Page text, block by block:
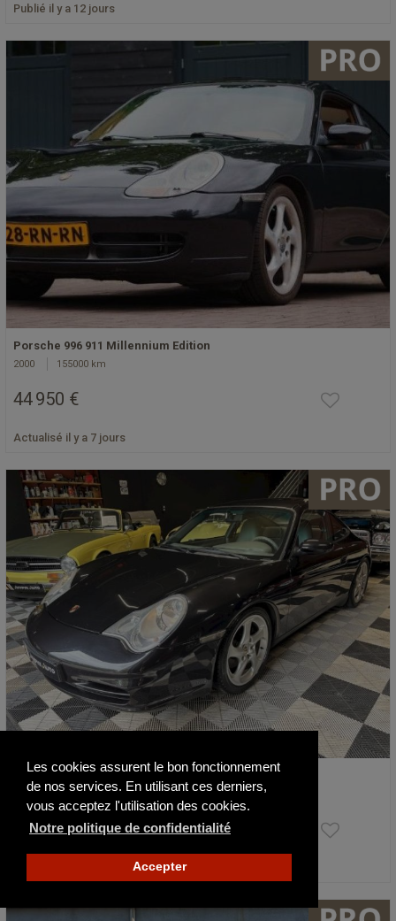
Les cookies assurent le bon fonctionnement
de nos services. En utilisant ces derniers,
vous acceptez l'utilisation des cookies.
Notre politique de confidentialité
Accepter
Publié il y a 12 jours
Porsche 996 911 Millennium Edition
2000 155000 km
44 950 €
Actualisé il y a 7 jours
Porsche 996 3,6 320ch Tiptronic Carrera …
2001 163900 km
33 900 €